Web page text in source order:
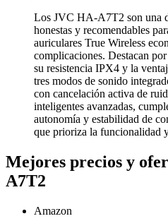
Los JVC HA-A7T2 son una
honestas y recomendables
auriculares True Wireless
complicaciones. Destacan
su resistencia IPX4 y la
tres modos de sonido
con cancelación activa de
inteligentes avanzadas,
autonomía y estabilidad de
que prioriza la funcionalidad
Mejores precios y
A7T2
Amazon